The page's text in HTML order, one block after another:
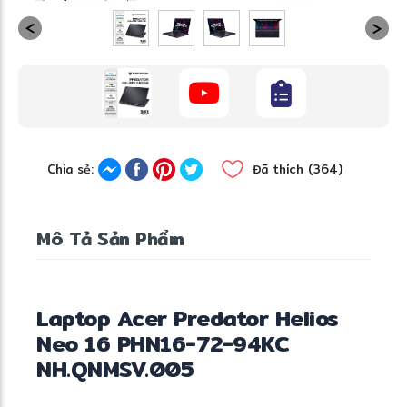
Chia sẻ: Đã thích (364)
Mô Tả Sản Phẩm
Laptop Acer Predator Helios
Neo 16 PHN16-72-94KC
NH.QNMSV.005